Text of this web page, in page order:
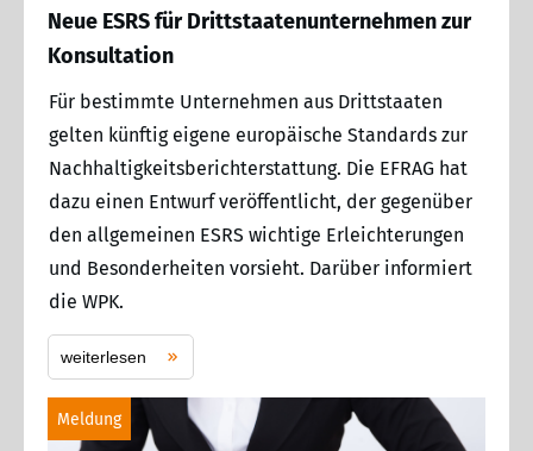
Neue ESRS für Drittstaatenunternehmen zur
Konsultation
Für bestimmte Unternehmen aus Drittstaaten
gelten künftig eigene europäische Standards zur
Nachhaltigkeitsberichterstattung. Die EFRAG hat
dazu einen Entwurf veröffentlicht, der gegenüber
den allgemeinen ESRS wichtige Erleichterungen
und Besonderheiten vorsieht. Darüber informiert
die WPK.
weiterlesen
Meldung